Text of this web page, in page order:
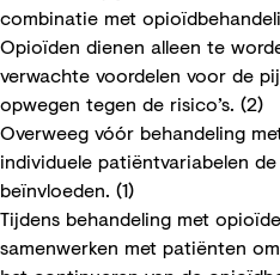
combinatie met
Opioïden dienen alleen te
verwachte voordelen voor de
opwegen tegen de risico’s. (2)
Overweeg vóór behandeling
individuele patiëntvariabelen
beïnvloeden. (1)
Tijdens behandeling met
samenwerken met patiënten